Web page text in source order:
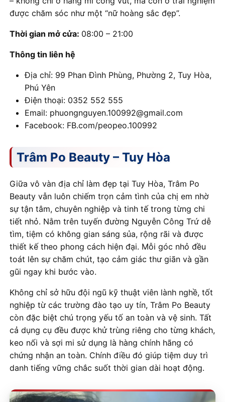
được chăm sóc như một “nữ hoàng sắc đẹp”.
Thời gian mở cửa: 08:00 – 21:00
Thông tin liên hệ
Địa chỉ: 99 Phan Đình Phùng, Phường 2, Tuy Hòa,
Phú Yên
Điện thoại: 0352 552 555
Email: phuongnguyen.100992@gmail.com
Facebook: FB.com/peopeo.100992
Trâm Po Beauty – Tuy Hòa
Giữa vô vàn địa chỉ làm đẹp tại Tuy Hòa, Trâm Po
Beauty vẫn luôn chiếm trọn cảm tình của chị em nhờ
sự tận tâm, chuyên nghiệp và tinh tế trong từng chi
tiết nhỏ. Nằm trên tuyến đường Nguyễn Công Trứ dễ
tìm, tiệm có không gian sáng sủa, rộng rãi và được
thiết kế theo phong cách hiện đại. Mỗi góc nhỏ đều
toát lên sự chăm chút, tạo cảm giác thư giãn và gần
gũi ngay khi bước vào.
Không chỉ sở hữu đội ngũ kỹ thuật viên lành nghề, tốt
nghiệp từ các trường đào tạo uy tín, Trâm Po Beauty
còn đặc biệt chú trọng yếu tố an toàn và vệ sinh. Tất
cả dụng cụ đều được khử trùng riêng cho từng khách,
keo nối và sợi mi sử dụng là hàng chính hãng có
chứng nhận an toàn. Chính điều đó giúp tiệm duy trì
danh tiếng vững chắc suốt thời gian dài hoạt động.